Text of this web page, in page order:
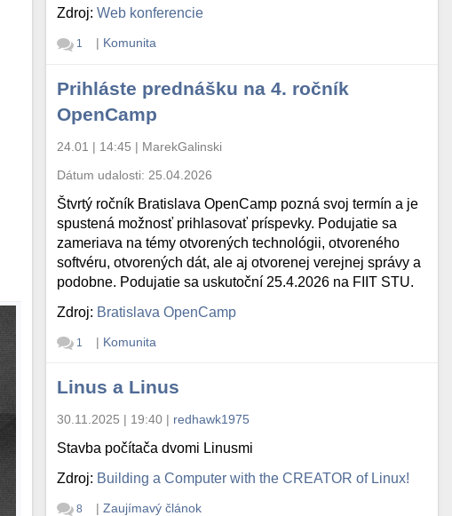
Zdroj:Web konferencie
1 | Komunita
Prihláste prednášku na 4. ročník
OpenCamp
24.01 | 14:45 | MarekGalinski
Dátum udalosti: 25.04.2026
Štvrtý ročník Bratislava OpenCamp pozná svoj termín a je
spustená možnosť prihlasovať príspevky. Podujatie sa
zameriava na témy otvorených technológii, otvoreného
softvéru, otvorených dát, ale aj otvorenej verejnej správy a
podobne. Podujatie sa uskutoční 25.4.2026 na FIIT STU.
Zdroj: Bratislava OpenCamp
1 | Komunita
Linus a Linus
30.11.2025 | 19:40 | redhawk1975
Stavba počítača dvomi Linusmi
Zdroj: Building a Computer with the CREATOR of Linux!
8 | Zaujímavý článok